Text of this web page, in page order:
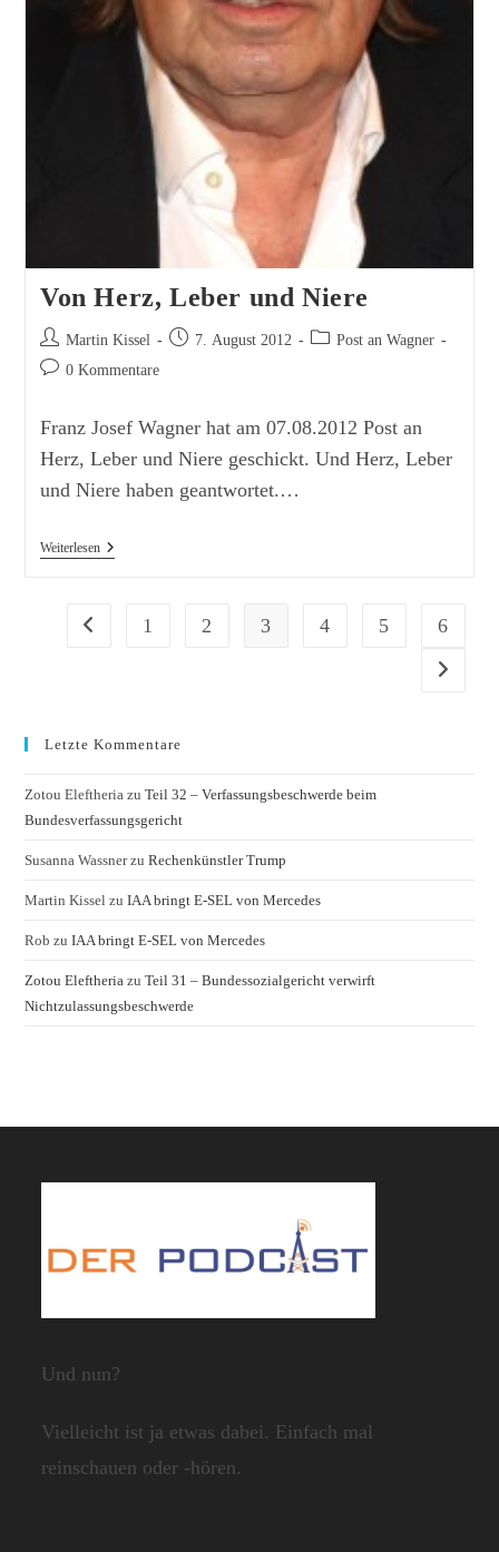
Von Herz, Leber und Niere
Beitrags-
Autor:
Martin Kissel
Beitrag7. August 2012
Beitrags-Post an Wagner
Beitrags-0 Kommentare
Franz Josef Wagner hat am 07.08.2012 Post an
Herz, Leber und Niere geschickt. Und Herz, Leber
und Niere haben geantwortet.…
WeiterlesenVon
Herz,
Zur vorherigen Seite
1 2 3 4 5 6
Zur
Letzte Kommentare
Zotou Eleftheria zuTeil 32 – Verfassungsbeschwerde beim
Bundesverfassungsgericht
Susanna WassnerzuRechenkünstler Trump
Martin Kissel zuIAA bringt E-SEL von Mercedes
Rob zuIAA bringt E-SEL von Mercedes
Zotou Eleftheria zuTeil 31 – Bundessozialgericht verwirft
Nichtzulassungsbeschwerde
Und nun?
Vielleicht ist ja etwas dabei. Einfach mal
reinschauen oder -hören.